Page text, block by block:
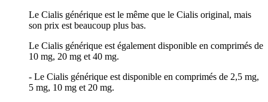
Le Cialis générique est le même que le Cialis original, mais
son prix est beaucoup plus bas.
Le Cialis générique est également disponible en comprimés de
10 mg, 20 mg et 40 mg.
- Le Cialis générique est disponible en comprimés de 2,5 mg,
5 mg, 10 mg et 20 mg.